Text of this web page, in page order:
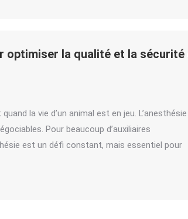
optimiser la qualité et la sécurité
la vie d’un animal est en jeu.
Pour beaucoup d’auxiliaires
est un défi constant, mais essentiel pour